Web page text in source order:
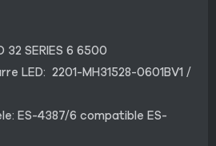
32 SERIES 6 6500
LED: 2201-MH31528-0601BV1 /
ES-4387/6 compatible ES-